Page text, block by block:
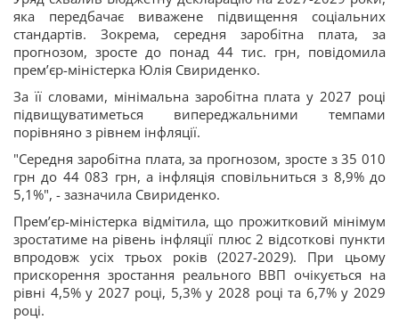
яка передбачає виважене підвищення соціальних
стандартів. Зокрема, середня заробітна плата, за
прогнозом, зросте до понад 44 тис. грн, повідомила
прем’єр-міністерка Юлія Свириденко.
За її словами, мінімальна заробітна плата у 2027 році
підвищуватиметься випереджальними темпами
порівняно з рівнем інфляції.
"Середня заробітна плата, за прогнозом, зросте з 35 010
грн до 44 083 грн, а інфляція сповільниться з 8,9% до
5,1%", - зазначила Свириденко.
Прем’єр-міністерка відмітила, що прожитковий мінімум
зростатиме на рівень інфляції плюс 2 відсоткові пункти
впродовж усіх трьох років (2027-2029). При цьому
прискорення зростання реального ВВП очікується на
рівні 4,5% у 2027 році, 5,3% у 2028 році та 6,7% у 2029
році.